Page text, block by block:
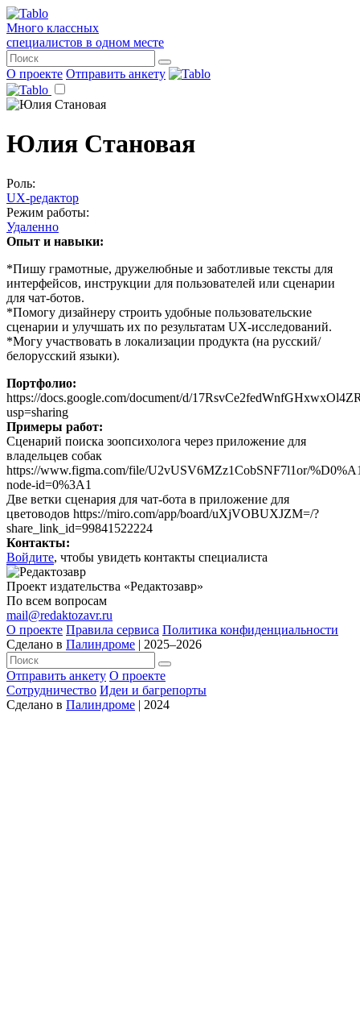
Много классных
специалистов в одном месте
О проекте Отправить анкету
Юлия Становая
Роль:
UX-редактор
Режим работы:
Удаленно
Опыт и навыки:
*Пишу грамотные, дружелюбные и заботливые тексты для
интерфейсов, инструкции для пользователей или сценарии
для чат-ботов.
*Помогу дизайнеру строить удобные пользовательские
сценарии и улучшать их по результатам UX-исследований.
*Могу участвовать в локализации продукта (на русский/
белорусский языки).
Портфолио:
https://docs.google.com/document/d/
usp=sharing
Примеры работ:
Сценарий поиска зоопсихолога через приложение для
владельцев собак
https://www.figma.com/file/U2vUSV6MZz1CobSNF7l1or/
node-id=0%3A1
Две ветки сценария для чат-бота в приложение для
цветоводов https://miro.com/app/board/uXjVOBUXJZM=/?
share_link_id=99841522224
Контакты:
Войдите, чтобы увидеть контакты специалиста
Проект издательства «Редактозавр»
По всем вопросам
mail@redaktozavr.ru
О проекте Правила сервиса Политика конфиденциальности
Сделано в Палиндроме | 2025–2026
Отправить анкету О проекте
Сотрудничество Идеи и багрепорты
Сделано в Палиндроме | 2024